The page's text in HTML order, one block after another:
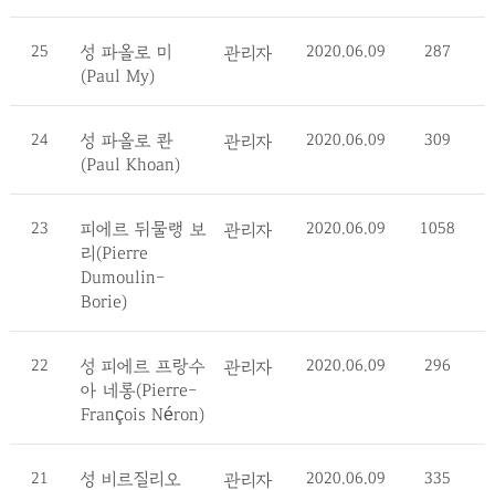
25
성 파올로 미
(Paul My)
관리자 2020.06.09 287
24
성 파올로 콴
(Paul Khoan)
관리자 2020.06.09 309
23
피에르 뒤물랭 보
리(Pierre
Dumoulin-
Borie)
관리자 2020.06.09 1058
22
성 피에르 프랑수
아 네롱(Pierre-
François Néron)
관리자 2020.06.09 296
21
성 비르질리오
관리자 2020.06.09 335